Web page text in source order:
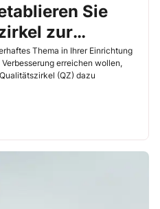
Sie
zur
Thema in Ihrer Einrichtung
erreichen wollen,
(QZ) dazu